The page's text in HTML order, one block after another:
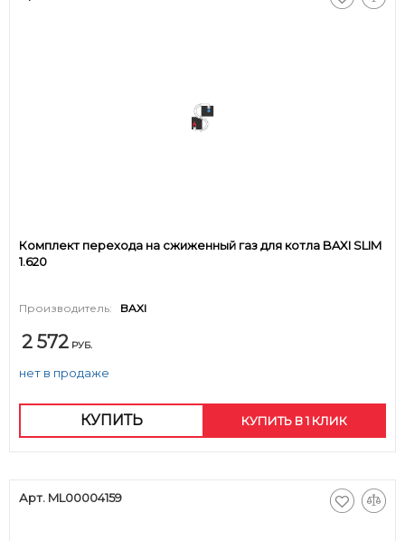
Комплект перехода на сжиженный газ для котла BAXI SLIM
1.620
Производитель: BAXI
2 572 РУБ.
нет в продаже
КУПИТЬ КУПИТЬ В 1 КЛИК
Арт. ML00004159